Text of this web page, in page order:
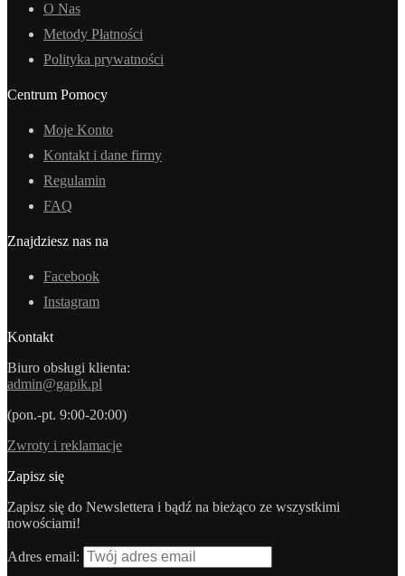
O Nas
Metody Płatności
Polityka prywatności
Centrum Pomocy
Moje Konto
Kontakt i dane firmy
Regulamin
FAQ
Znajdziesz nas na
Facebook
Instagram
Kontakt
Biuro obsługi klienta:
admin@gapik.pl
(pon.-pt. 9:00-20:00)
Zwroty i reklamacje
Zapisz się
Zapisz się do Newslettera i bądź na bieżąco ze wszystkimi
nowościami!
Adres email: